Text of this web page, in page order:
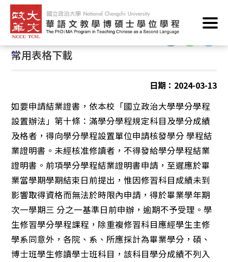
跳
到
主
要
內
首頁 / 華語文教學學分學程/華語文教學微學程
:::
:::
常用表格下載
日期：2024-03-13
如要申請結業證書，依本校「國立政治大學學分學程
設置辦法」第十條：滿學分學程規定科目及學分成績
及格者，得向學分學程設置單位申請核發學分 學程結
業證明書。未經核准修讀者，不得發給學分學程結業
證明書。前項學分學程結業證明書申請，至遲應於畢
業當學期學期結束日前提出，惟因修習科目成績未到
影響取得資格而無法於時限內申請，得於畢業學年期
次一學期三 分之一基準日前申辦，逾期不予受理。學
生修習學分學程課程，除重複修習科目應經學生主修
學系同意外，各院、系、所應採計為畢業學分，碩、
博士班學生修讀學士班科目，該科目學分成績不列入